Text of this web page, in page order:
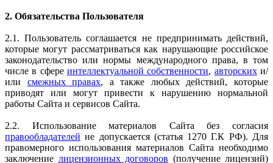
2. Обязательства Пользователя
2.1. Пользователь соглашается не предпринимать действий,
которые могут рассматриваться как нарушающие российское
законодательство или нормы международного права, в том
числе в сфере интеллектуальной собственности, авторскихи/
или смежных правах, а также любых действий, которые
приводят или могут привести к нарушению нормальной
работы Сайта и сервисов Сайта.
2.2. Использование материалов Сайта без согласия
правообладателей не допускается (статья 1270 Г.К РФ). Для
правомерного использования материалов Сайта необходимо
заключение лицензионных договоров (получение лицензий)